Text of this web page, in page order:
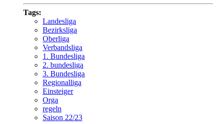
Tags:
Landesliga
Bezirksliga
Oberliga
Verbandsliga
1. Bundesliga
2. bundesliga
3. Bundesliga
Regionalliga
Einsteiger
Orga
regeln
Saison 22/23